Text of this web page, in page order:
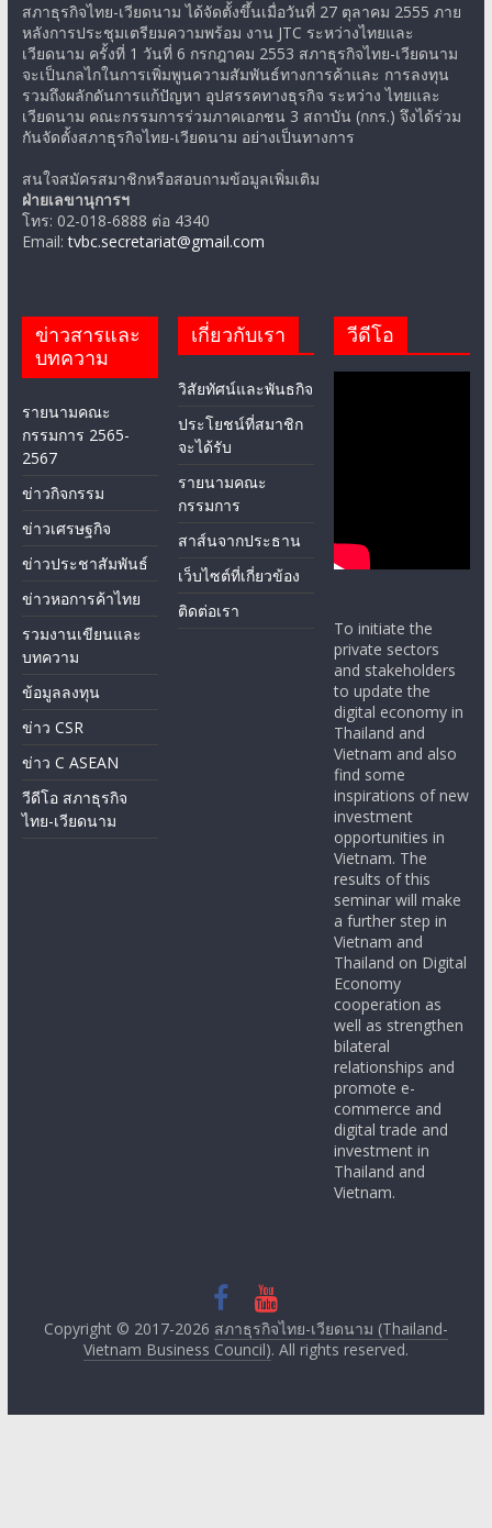
สภาธุรกิจไทย-เวียดนาม ได้จัดตั้งขึ้นเมื่อวันที่ 27 ตุลาคม 2555 ภาย
หลังการประชุมเตรียมความพร้อม งาน JTC ระหว่างไทยและ
เวียดนาม ครั้งที่ 1 วันที่ 6 กรกฎาคม 2553 สภาธุรกิจไทย-เวียดนาม
จะเป็นกลไกในการเพิ่มพูนความสัมพันธ์ทางการค้าและ การลงทุน
รวมถึงผลักดันการแก้ปัญหา อุปสรรคทางธุรกิจ ระหว่าง ไทยและ
เวียดนาม คณะกรรมการร่วมภาคเอกชน 3 สถาบัน (กกร.) จึงได้ร่วม
กันจัดตั้งสภาธุรกิจไทย-เวียดนาม อย่างเป็นทางการ
สนใจสมัครสมาชิกหรือสอบถามข้อมูลเพิ่มเติม
ฝ่ายเลขานุการฯ
โทร: 02-018-6888 ต่อ 4340
Email:tvbc.secretariat@gmail.com
ข่าวสารและ
บทความ
รายนามคณะ
กรรมการ 2565-
2567
ข่าวกิจกรรม
ข่าวเศรษฐกิจ
ข่าวประชาสัมพันธ์
ข่าวหอการค้าไทย
รวมงานเขียนและ
บทความ
ข้อมูลลงทุน
ข่าว CSR
ข่าว C ASEAN
วีดีโอ สภาธุรกิจ
ไทย-เวียดนาม
เกี่ยวกับเรา
วิสัยทัศน์และพันธกิจ
ประโยชน์ที่สมาชิก
จะได้รับ
รายนามคณะ
กรรมการ
สาส์นจากประธาน
เว็บไซต์ที่เกี่ยวข้อง
ติดต่อเรา
วีดีโอ
To initiate the
private sectors
and stakeholders
to update the
digital economy in
Thailand and
Vietnam and also
find some
inspirations of new
investment
opportunities in
Vietnam. The
results of this
seminar will make
a further step in
Vietnam and
Thailand on Digital
Economy
cooperation as
well as strengthen
bilateral
relationships and
promote e-
commerce and
digital trade and
investment in
Thailand and
Vietnam.
Copyright © 2017-2026 สภาธุรกิจไทย-เวียดนาม (Thailand-
Vietnam Business Council). All rights reserved.